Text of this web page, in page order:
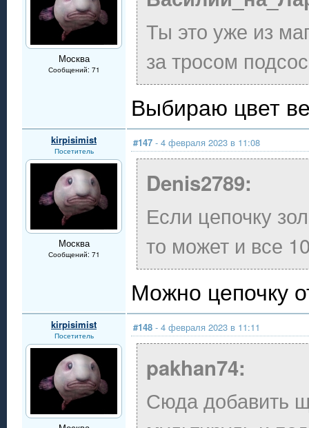
Москва
Сообщений: 71
Ты это уже из
за тросом
Выбираю цвет
kirpisimist
Посетитель
Москва
Сообщений: 71
#147 - 4 февраля 2023 в 11:08
Denis2789:
Если цепочку
то может и все
Можно цепочку
kirpisimist
Посетитель
#148 - 4 февраля 2023 в 11:11
pakhan74:
Сюда добавить